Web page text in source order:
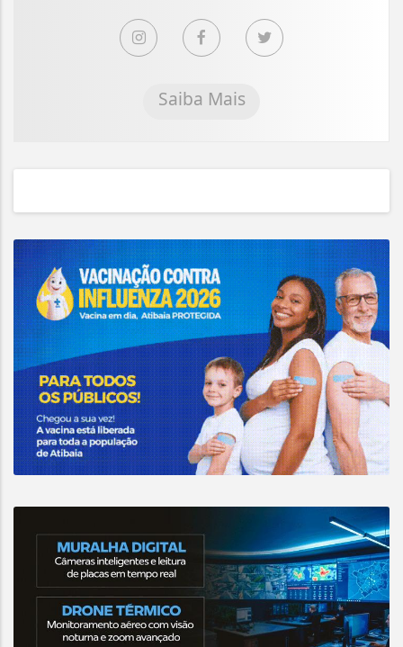
Saiba Mais